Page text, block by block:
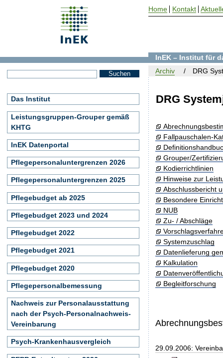
DRG
Fallpauschalen-
Grouper/
Kodierrichtlinien
Hinweise zur
Abschlussbericht
Besondere
NUB
Zu- / Abschläge
Systemzuschlag
Datenlieferung
Kalkulation
Begleitforschung
29.09.2006:
InEK – Institut für
Archiv
DRG
Das Institut
Leistungsgruppen-Grouper gemäß
KHTG
InEK Datenportal
Pflegepersonaluntergrenzen 2026
Pflegepersonaluntergrenzen 2025
Pflegebudget ab 2025
Pflegebudget 2023 und 2024
Pflegebudget 2022
Pflegebudget 2021
Pflegebudget 2020
Pflegepersonalbemessung
Nachweis zur Personalausstattung
nach der Psych-Personalnachweis-
Vereinbarung
Psych-Krankenhausvergleich
Home Kontakt